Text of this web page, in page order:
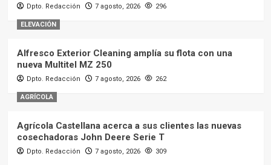
Dpto. Redacción 7 agosto, 2026 296
ELEVACIÓN
Alfresco Exterior Cleaning amplía su flota con una
nueva Multitel MZ 250
Dpto. Redacción 7 agosto, 2026 262
AGRÍCOLA
Agrícola Castellana acerca a sus clientes las nuevas
cosechadoras John Deere Serie T
Dpto. Redacción 7 agosto, 2026 309